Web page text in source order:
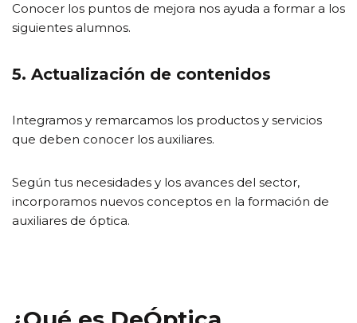
Conocer los puntos de mejora nos ayuda a formar a los
siguientes alumnos.
5. Actualización de contenidos
Integramos y remarcamos los productos y servicios
que deben conocer los auxiliares.
Según tus necesidades y los avances del sector,
incorporamos nuevos conceptos en la formación de
auxiliares de óptica.